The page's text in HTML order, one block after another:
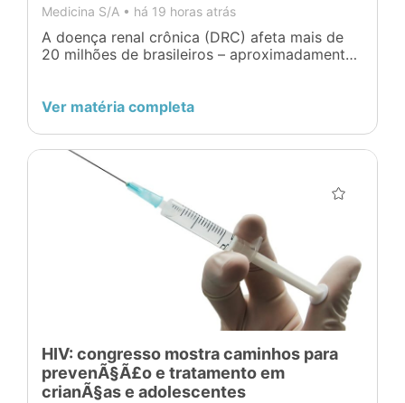
Medicina S/A • há 19 horas atrás
A doença renal crônica (DRC) afeta mais de
20 milhões de brasileiros – aproximadamente
Desse total, mais de 170 mil já dependem de
Censo Brasileiro de Diálise 2024. O cenário, no
entanto, pode ser ainda mais […]
Ver matéria completa
HIV: congresso mostra caminhos para
prevenÃ§Ã£o e tratamento em
crianÃ§as e adolescentes